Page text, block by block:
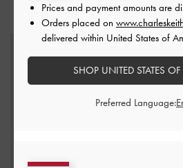
คุณอาจจะชอบ
Prices and payment amounts are
Orders placed on
delivered within United States of
SHOP UNITED STATES
Preferred Language: